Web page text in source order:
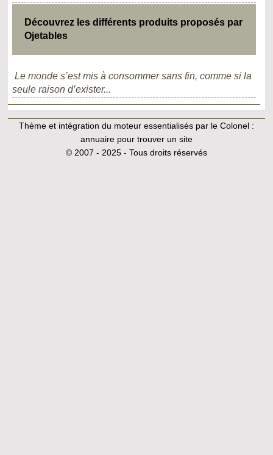
Découvrez les différents produits proposés par
Ojetables
Le monde s’est mis à consommer sans fin, comme si la
seule raison d’exister...
Thème et intégration du moteur essentialisés par le Colonel :
annuaire pour trouver un site
© 2007 - 2025 - Tous droits réservés